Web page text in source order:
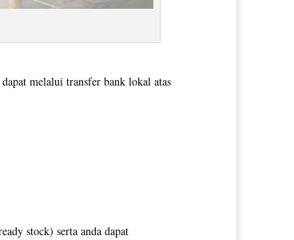
melalui transfer bank lokal atas
stock) serta anda dapat